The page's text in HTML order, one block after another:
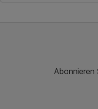
In den
Abonnieren